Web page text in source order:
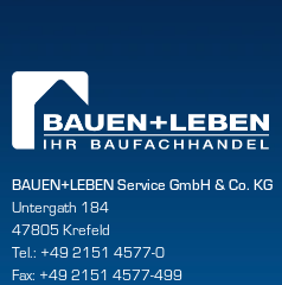
BAUEN+LEBEN Service GmbH & Co. KG
Untergath 184
47805 Krefeld
Tel.: +49 2151 4577-0
Fax: +49 2151 4577-499